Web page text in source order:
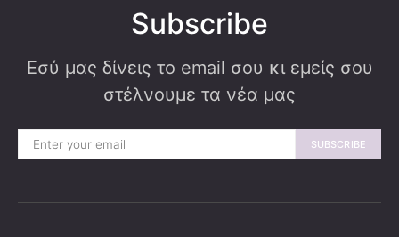
Subscribe
Εσύ μας δίνεις το email σου κι εμείς σου
στέλνουμε τα νέα μας
SUBSCRIBE